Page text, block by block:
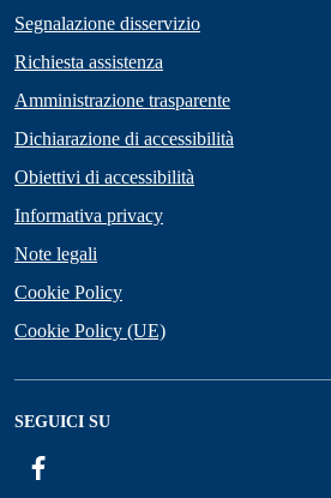
Segnalazione disservizio
Richiesta assistenza
Amministrazione trasparente
Dichiarazione di accessibilità
Obiettivi di accessibilità
Informativa privacy
Note legali
Cookie Policy
Cookie Policy (UE)
SEGUICI SU